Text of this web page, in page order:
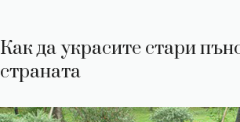
Как да украсите стари
страната